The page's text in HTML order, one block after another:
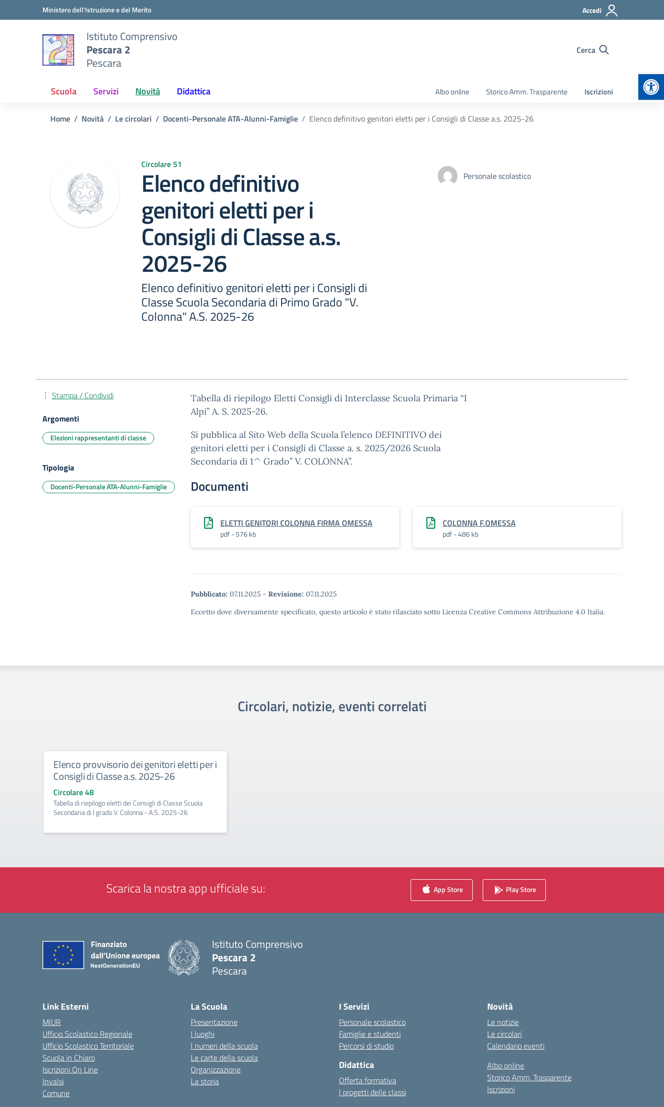
Vai ai contenuti
Vai al menu di navigazioneMinistero dell'Istruzione e del Merito Accedi
Istituto Comprensivo
Pescara 2
Pescara
Cerca
Scuola Servizi Novità Didattica Albo online Storico Amm. Trasparente Iscrizioni
Home Novità Le circolari Docenti-Personale ATA-Alunni-Famiglie Elenco definitivo genitori eletti per i Consigli di Classe a.s. 2025-26
Circolare 51
Elenco definitivo
genitori eletti per i
Consigli di Classe a.s.
2025-26
Elenco definitivo genitori eletti per i Consigli di
Classe Scuola Secondaria di Primo Grado "V.
Colonna" A.S. 2025-26
Personale scolastico
Tabella di riepilogo Eletti Consigli di Interclasse Scuola Primaria “I
Alpi” A. S. 2025-26.
Si pubblica al Sito Web della Scuola l’elenco DEFINITIVO dei
genitori eletti per i Consigli di Classe a. s. 2025/2026 Scuola
Secondaria di 1^ Grado” V. COLONNA”.
Documenti
ELETTI GENITORI COLONNA FIRMA OMESSA
pdf - 576 kb
COLONNA F.OMESSA
pdf - 486 kb
Pubblicato: 07.11.2025 - Revisione: 07.11.2025
Eccetto dove diversamente specificato, questo articolo è stato rilasciato sotto Licenza Creative Commons Attribuzione 4.0 Italia.
Stampa / Condividi
Argomenti
Elezioni rappresentanti di classe
Tipologia
Docenti-Personale ATA-Alunni-Famiglie
Circolari, notizie, eventi correlati
Elenco provvisorio dei genitori eletti per i
Consigli di Classe a.s. 2025-26
Circolare 48
Tabella di riepilogo eletti dei Consigli di Classe Scuola
Secondaria di I grado V. Colonna - A.S. 2025-26
Scarica la nostra app ufficiale su: App Store Play Store
Istituto Comprensivo
Pescara 2
Pescara
Link Esterni
MIUR
Ufficio Scolastico Regionale
Ufficio Scolastico Territoriale
Scuola in Chiaro
Iscrizioni On Line
Invalsi
Comune
La Scuola
Presentazione
I luoghi
I numeri della scuola
Le carte della scuola
Organizzazione
La storia
I Servizi
Personale scolastico
Famiglie e studenti
Percorsi di studio
Didattica
Offerta formativa
I progetti delle classi
Novità
Le notizie
Le circolari
Calendario eventi
Albo online
Storico Amm. Trasparente
Iscrizioni